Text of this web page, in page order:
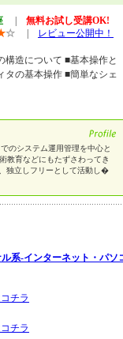
無料お試し受講OK!
☆ レビュー公開中！
造について ■基本操作と
タの基本操作 ■簡単なシェ
のシステム運用管理を中心と
教育などにもたずさわってき
独立しフリーとして活動し�
系-インターネット・パソ
チラ
チラ